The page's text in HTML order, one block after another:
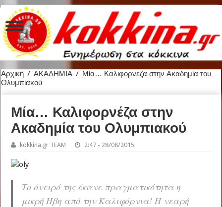
Αρχική / ΑΚΑΔΗΜΙΑ / Μία… Καλιφορνέζα στην Ακαδημία του
Ολυμπιακού
Μία… Καλιφορνέζα στην
Ακαδημία του Ολυμπιακού
kokkina.gr TEAM 2:47 - 28/08/2015
Το όνειρό της έκανε πραγματικότητα η
μικρή Ήβη από την Καλιφόρνια! Η νεαρή